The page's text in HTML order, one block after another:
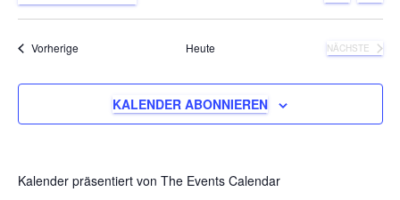
Suche
VorherigeVeranstaltungen Heute
NÄCHSTE
KALENDER ABONNIEREN
Kalender präsentiert von The Events Calendar